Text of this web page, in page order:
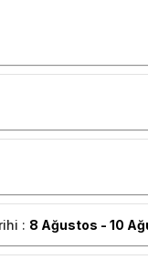
: 8 Ağustos - 10